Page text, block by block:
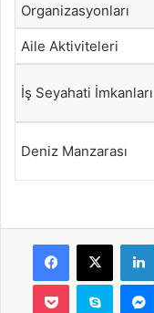
Organizasyonları
Aile Aktiviteleri
İş Seyahati İmkanları
Deniz Manzarası
Facebook
X
Pocket Skype